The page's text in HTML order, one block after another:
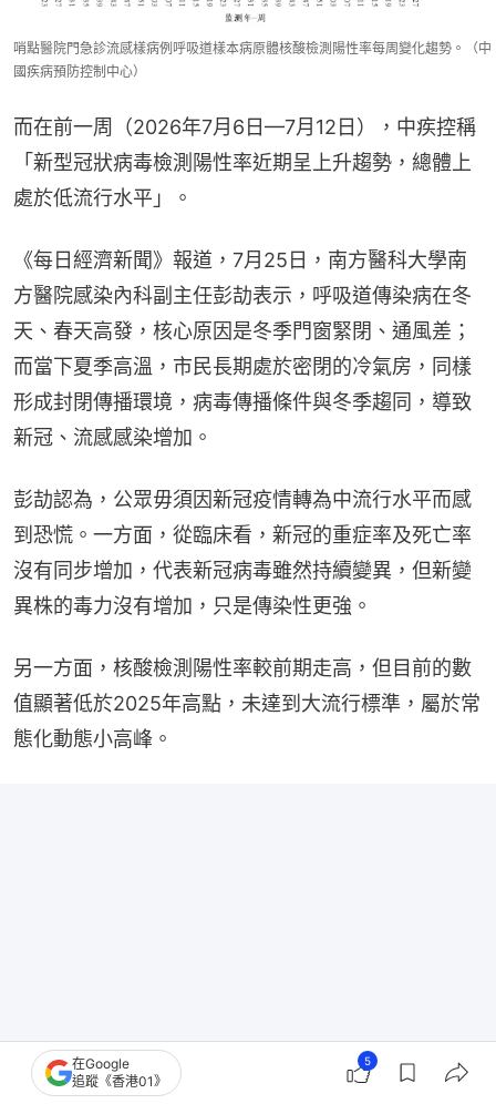
哨點醫院門急診流感樣病例呼吸道樣本病原體核酸檢測陽性率每周變化趨勢。（中
國疾病預防控制中心）
而在前一周（2026年7月6日—7月12日），中疾控稱
「新型冠狀病毒檢測陽性率近期呈上升趨勢，總體上
處於低流行水平」。
《每日經濟新聞》報道，7月25日，南方醫科大學南
方醫院感染內科副主任彭劼表示，呼吸道傳染病在冬
天、春天高發，核心原因是冬季門窗緊閉、通風差；
而當下夏季高溫，市民長期處於密閉的冷氣房，同樣
形成封閉傳播環境，病毒傳播條件與冬季趨同，導致
新冠、流感感染增加。
彭劼認為，公眾毋須因新冠疫情轉為中流行水平而感
到恐慌。一方面，從臨床看，新冠的重症率及死亡率
沒有同步增加，代表新冠病毒雖然持續變異，但新變
異株的毒力沒有增加，只是傳染性更強。
另一方面，核酸檢測陽性率較前期走高，但目前的數
值顯著低於2025年高點，未達到大流行標準，屬於常
態化動態小高峰。
在Google
追蹤《香港01》
5